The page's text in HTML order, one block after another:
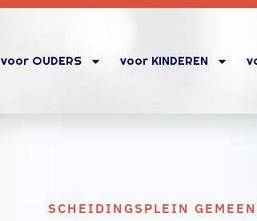
voor OUDERS voor KINDEREN
SCHEIDINGSPLEIN